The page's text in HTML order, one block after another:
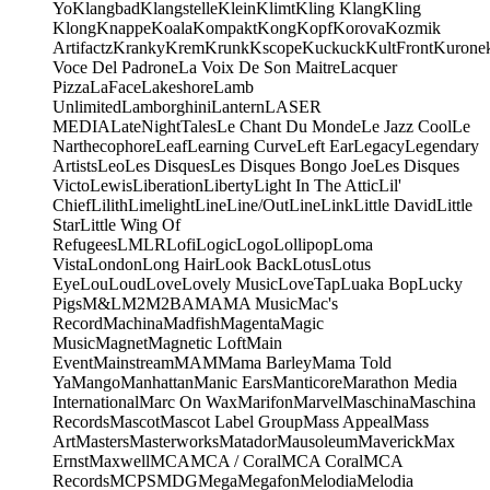
YoKlangbadKlangstelleKleinKlimtKling KlangKling
KlongKnappeKoalaKompaktKongKopfKorovaKozmik
ArtifactzKrankyKremKrunkKscopeKuckuckKultFront
Voce Del PadroneLa Voix De Son MaitreLacquer
PizzaLaFaceLakeshoreLamb
UnlimitedLamborghiniLanternLASER
MEDIALateNightTalesLe Chant Du MondeLe Jazz CoolLe
NarthecophoreLeafLearning CurveLeft EarLegacyLegendary
ArtistsLeoLes DisquesLes Disques Bongo JoeLes Disques
VictoLewisLiberationLibertyLight In The AtticLil'
ChiefLilithLimelightLineLine/OutLineLinkLittle DavidLittle
StarLittle Wing Of
RefugeesLMLRLofiLogicLogoLollipopLoma
VistaLondonLong HairLook BackLotusLotus
EyeLouLoudLoveLovely MusicLoveTapLuaka BopLucky
PigsM&LM2M2BAMAMA MusicMac's
RecordMachinaMadfishMagentaMagic
MusicMagnetMagnetic LoftMain
EventMainstreamMAMMama BarleyMama Told
YaMangoManhattanManic EarsManticoreMarathon Media
InternationalMarc On WaxMarifonMarvelMaschinaMaschina
RecordsMascotMascot Label GroupMass AppealMass
ArtMastersMasterworksMatadorMausoleumMaverickMax
ErnstMaxwellMCAMCA / CoralMCA CoralMCA
RecordsMCPSMDGMegaMegafonMelodiaMelodia